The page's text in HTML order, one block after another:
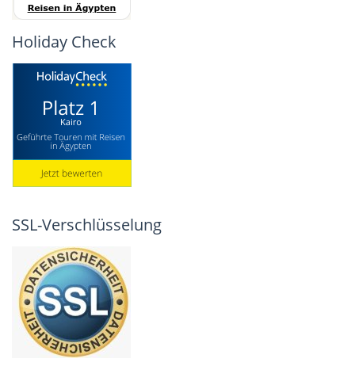
Holiday Check
SSL-Verschlüsselung